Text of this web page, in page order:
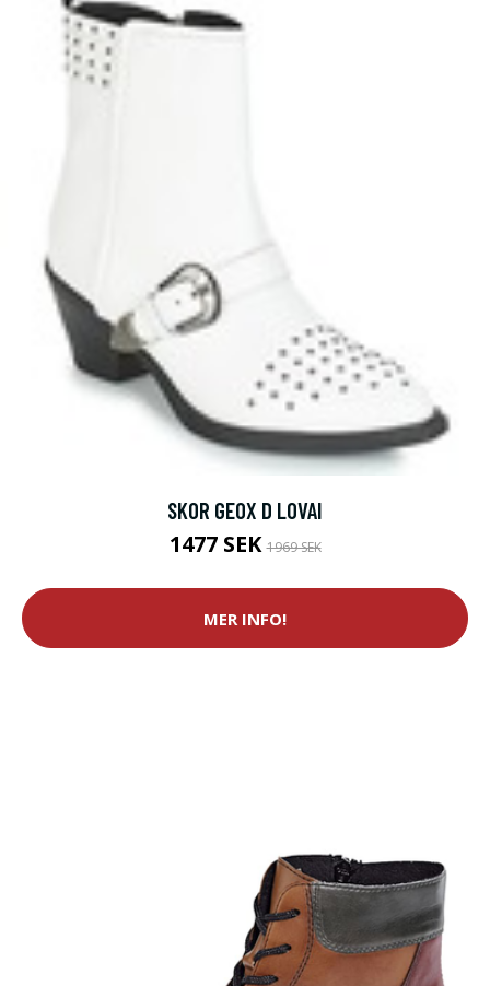
SKOR GEOX D LOVAI
1477 SEK1969 SEK
MER INFO!